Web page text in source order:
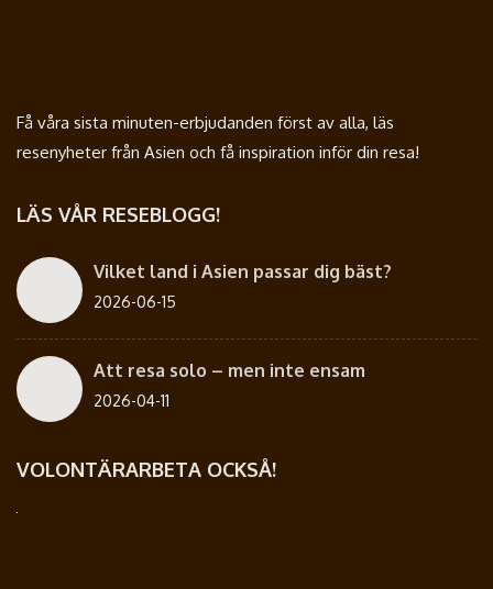
Få våra sista minuten-erbjudanden först av alla, läs
resenyheter från Asien och få inspiration inför din resa!
LÄS VÅR RESEBLOGG!
Vilket land i Asien passar dig bäst?
2026-06-15
Att resa solo – men inte ensam
2026-04-11
VOLONTÄRARBETA OCKSÅ!